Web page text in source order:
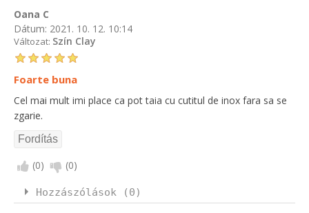
Oana C
Dátum: 2021. 10. 12. 10:14
Változat: Szín Clay
Foarte buna
Cel mai mult imi place ca pot taia cu cutitul de inox fara sa se
zgarie.
(0) (0)
Hozzászólások (0)